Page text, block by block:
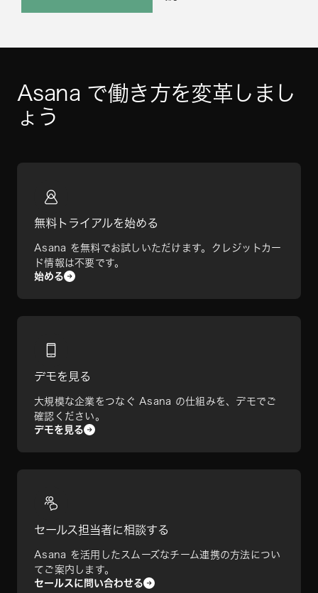
Asana で働き方を変革しまし
ょう
無料トライアルを始める
Asana を無料でお試しいただけます。クレジットカー
ド情報は不要です。
始める
デモを見る
大規模な企業をつなぐ Asana の仕組みを、デモでご
確認ください。
デモを見る
セールス担当者に相談する
Asana を活用したスムーズなチーム連携の方法につい
てご案内します。
セールスに問い合わせる